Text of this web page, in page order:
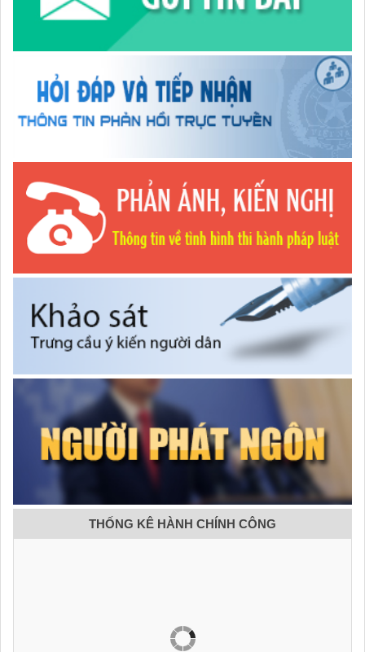
THỐNG KÊ HÀNH CHÍNH CÔNG